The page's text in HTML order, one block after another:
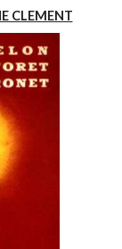
CLEMENT